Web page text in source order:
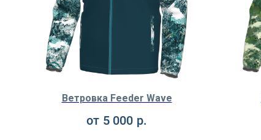
Ветровка Feeder Wave
от 5 000 р.